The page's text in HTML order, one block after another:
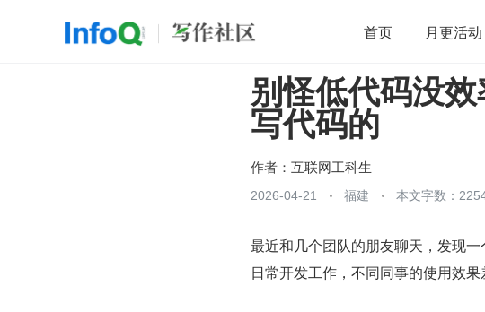
首页 月更活动
开源 架构 OpenHarmony
团队管理
别怪低代码没
写代码的
作者： 互联网工科生
2026-04-21 福建 本文字数：
最近和几个团队的朋友聊天，发现
日常开发工作，不同同事的使用效果